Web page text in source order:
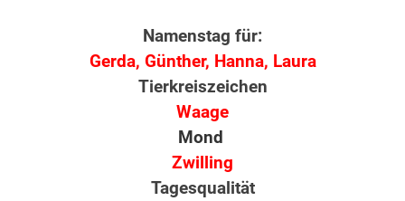
Namenstag für:
Gerda, Günther, Hanna, Laura
Tierkreiszeichen
Waage
Mond
Zwilling
Tagesqualität